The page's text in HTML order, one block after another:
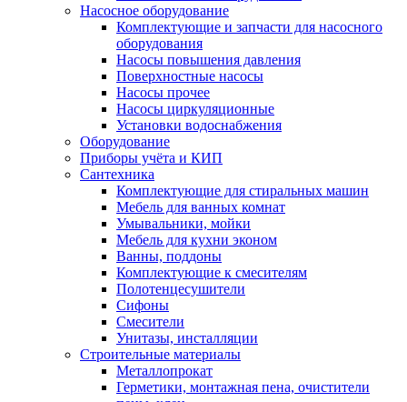
Насосное оборудование
Комплектующие и запчасти для насосного
оборудования
Насосы повышения давления
Поверхностные насосы
Насосы прочее
Насосы циркуляционные
Установки водоснабжения
Оборудование
Приборы учёта и КИП
Сантехника
Комплектующие для стиральных машин
Мебель для ванных комнат
Умывальники, мойки
Мебель для кухни эконом
Ванны, поддоны
Комплектующие к смесителям
Полотенцесушители
Сифоны
Смесители
Унитазы, инсталляции
Строительные материалы
Металлопрокат
Герметики, монтажная пена, очистители